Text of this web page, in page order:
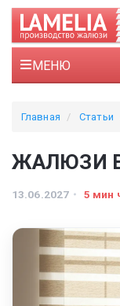
МЕНЮ
Главная Статьи
ЖАЛЮЗИ
13.06.2027 5 мин